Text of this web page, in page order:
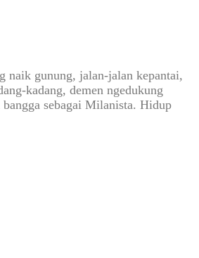
naik gunung, jalan-jalan kepantai,
kadang, demen ngedukung
bangga sebagai Milanista. Hidup